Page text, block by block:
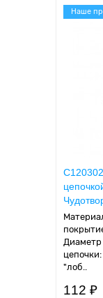
Наше
Диаметр
"лоб..
112 ₽